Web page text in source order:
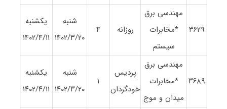
٣۶٢٩
مهندسی برق
*مخابرات
سیستم
روزانه ۴
شنبه
١۴٠٢/٣/٢٠
یکشنبه
١۴٠٢/۴/١١
٣۶٨٩
مهندسی برق
*مخابرات
میدان و موج
پردیس
خودگردان
١
شنبه
١۴٠٢/٣/٢٠
یکشنبه
١۴٠٢/۴/١١